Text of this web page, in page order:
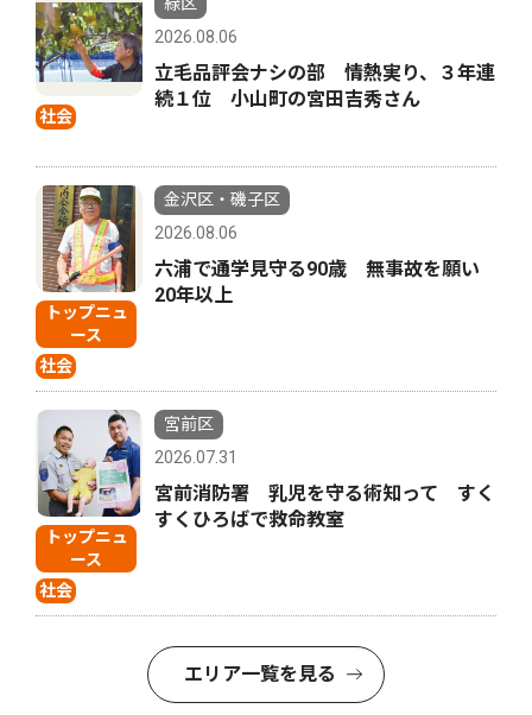
社会
2026.08.06
立毛品評会ナシの部 情熱実り、３年連
続１位 小山町の宮田吉秀さん
トップニュ
ース
社会
金沢区・磯子区
2026.08.06
六浦で通学見守る90歳 無事故を願い
20年以上
トップニュ
ース
社会
宮前区
2026.07.31
宮前消防署 乳児を守る術知って すく
すくひろばで救命教室
エリア一覧を見る